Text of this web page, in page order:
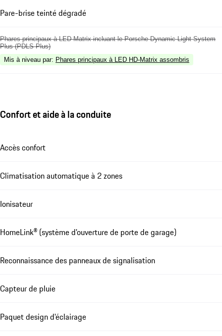
Pare-brise teinté dégradé
Phares principaux à LED Matrix incluant le Porsche Dynamic Light System
Plus (PDLS Plus)
Mis à niveau par: Phares principaux à LED HD-Matrix assombris
Confort et aide à la conduite
Accès confort
Climatisation automatique à 2 zones
Ionisateur
HomeLink® (système d'ouverture de porte de garage)
Reconnaissance des panneaux de signalisation
Capteur de pluie
Paquet design d'éclairage